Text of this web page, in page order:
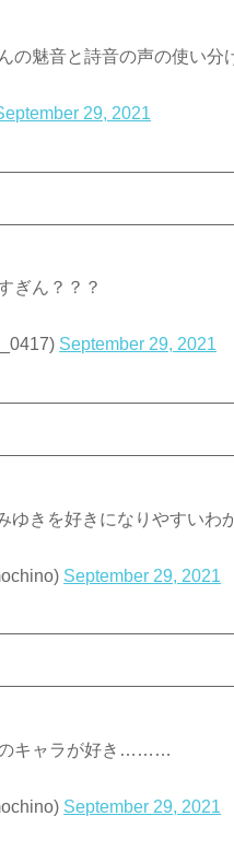
の魅音と詩音の声の使い分
29, 2021
ぎん？？？
September 29, 2021
ゆきを好きになりやすいわ
September 29, 2021
のキャラが好き………
September 29, 2021